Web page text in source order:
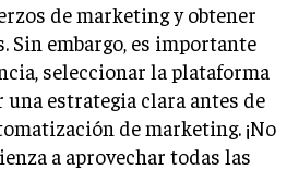
digitales y domina los buscadores,
de marketing y obtener
Sin embargo, es importante
seleccionar la plataforma
una estrategia clara antes de
de marketing. ¡No
a aprovechar todas las